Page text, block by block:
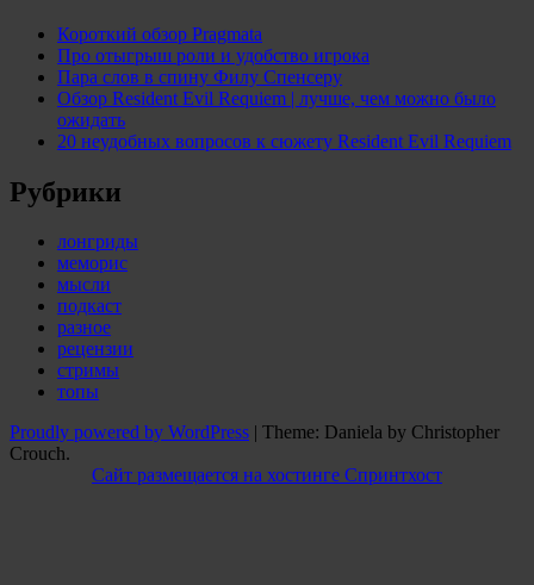
Короткий обзор Pragmata
Про отыгрыш роли и удобство игрока
Пара слов в спину Филу Спенсеру
Обзор Resident Evil Requiem | лучше, чем можно было
ожидать
20 неудобных вопросов к сюжету Resident Evil Requiem
Рубрики
лонгриды
меморис
мысли
подкаст
разное
рецензии
стримы
топы
Proudly powered by WordPress | Theme: Daniela by Christopher
Crouch.
Сайт размещается на хостинге Спринтхост